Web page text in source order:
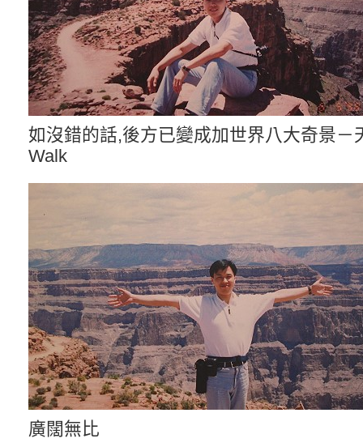
如沒錯的話,後方已變成加世界八大奇景－
Walk
廣闊無比